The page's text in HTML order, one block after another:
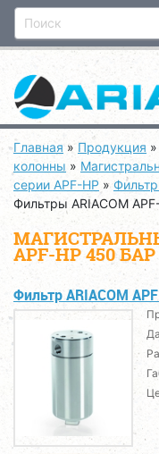
Главная » Продукция »
колонны »
серии APF-HP »
Фильтры ARIACOM
APF-HP 450
Фильтр ARIACOM